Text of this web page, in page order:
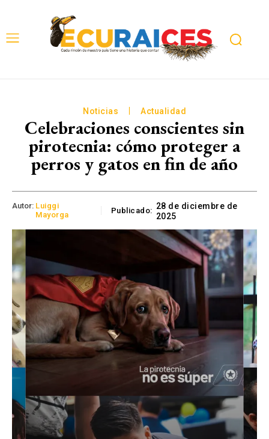
Noticias Actualidad
Celebraciones conscientes sin
pirotecnia: cómo proteger a
perros y gatos en fin de año
Autor: Luiggi
Mayorga
Publicado: 28 de diciembre de
2025